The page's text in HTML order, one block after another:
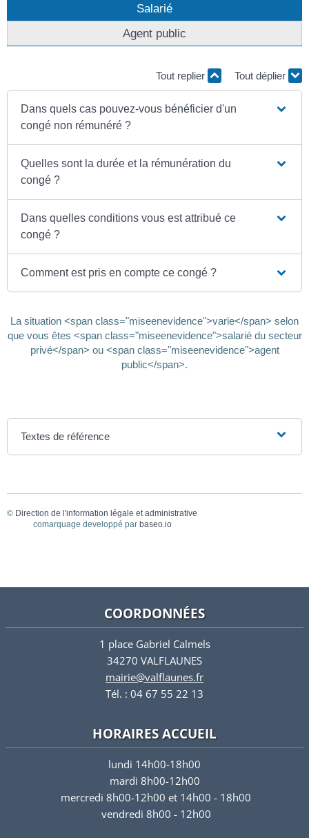
Salarié
Agent public
Tout replier Tout déplier
Dans quels cas pouvez-vous bénéficier d'un
congé non rémunéré ?
Quelles sont la durée et la rémunération du
congé ?
Dans quelles conditions vous est attribué ce
congé ?
Comment est pris en compte ce congé ?
La situation <span class="miseenevidence">varie</span> selon
que vous êtes <span class="miseenevidence">salarié du secteur
privé</span> ou <span class="miseenevidence">agent
public</span>.
Textes de référence
© Direction de l'information légale et administrative
comarquage developpé par baseo.io
COORDONNÉES
1 place Gabriel Calmels
34270 VALFLAUNES
mairie@valflaunes.fr
Tél. : 04 67 55 22 13
HORAIRES ACCUEIL
lundi 14h00-18h00
mardi 8h00-12h00
mercredi 8h00-12h00 et 14h00 - 18h00
vendredi 8h00 - 12h00